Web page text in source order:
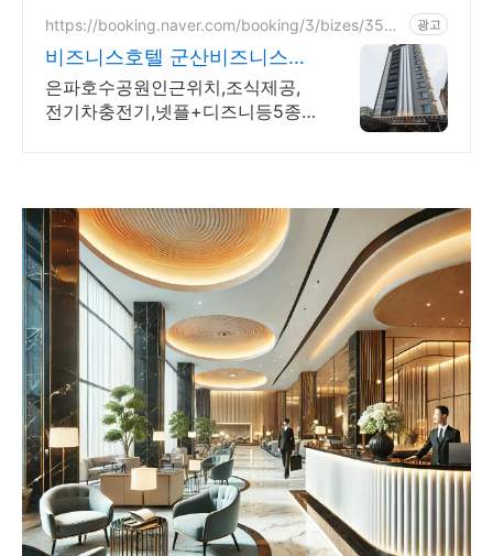
https://booking.naver.com/booking/3/bizes/3549
광고
비즈니스호텔 군산비즈니스호
텔 (조식제공)
은파호수공원인근위치,조식제공,
전기차충전기,넷플+디즈니등5종